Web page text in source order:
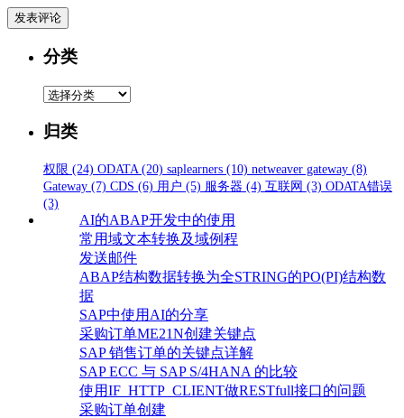
分类
分
归类
权限 (24) ODATA (20) saplearners (10) netweaver gateway (8)
Gateway (7) CDS (6) 用户 (5) 服务器 (4) 互联网 (3) ODATA错误
(3)
AI的ABAP开发中的使用
常用域文本转换及域例程
发送邮件
ABAP结构数据转换为全STRING的PO(PI)结构数
据
SAP中使用AI的分享
采购订单ME21N创建关键点
SAP 销售订单的关键点详解
SAP ECC 与 SAP S/4HANA 的比较
使用IF_HTTP_CLIENT做RESTfull接口的问题
采购订单创建